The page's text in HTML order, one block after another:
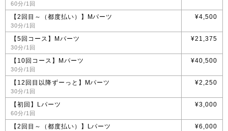
60分/1回
【2回目～（都度払い）】Mパーツ
30分/1回
¥4,500
【5回コース】Mパーツ
30分/1回
¥21,375
【10回コース】Mパーツ
30分/1回
¥40,500
【12回目以降ずーっと】Mパーツ
30分/1回
¥2,250
【初回】Lパーツ
60分/1回
¥3,000
【2回目～（都度払い）】Lパーツ ¥6,000